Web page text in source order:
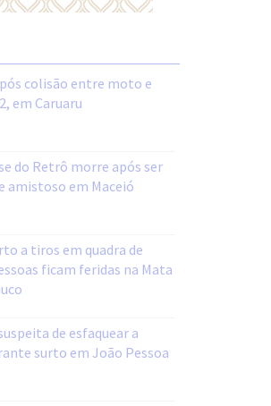
colisão entre moto e
em Caruaru
do Retrô morre após ser
amistoso em Maceió
a tiros em quadra de
ficam feridas na Mata
de esfaquear a
surto em João Pessoa